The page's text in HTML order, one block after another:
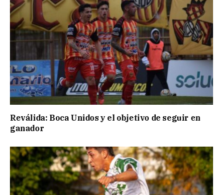
Reválida: Boca Unidos y el objetivo de seguir en
ganador